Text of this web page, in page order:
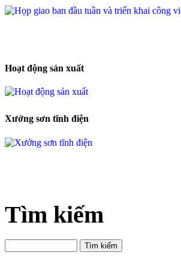
Hoạt động sản xuất
Xưởng sơn tĩnh điện
Tìm kiếm